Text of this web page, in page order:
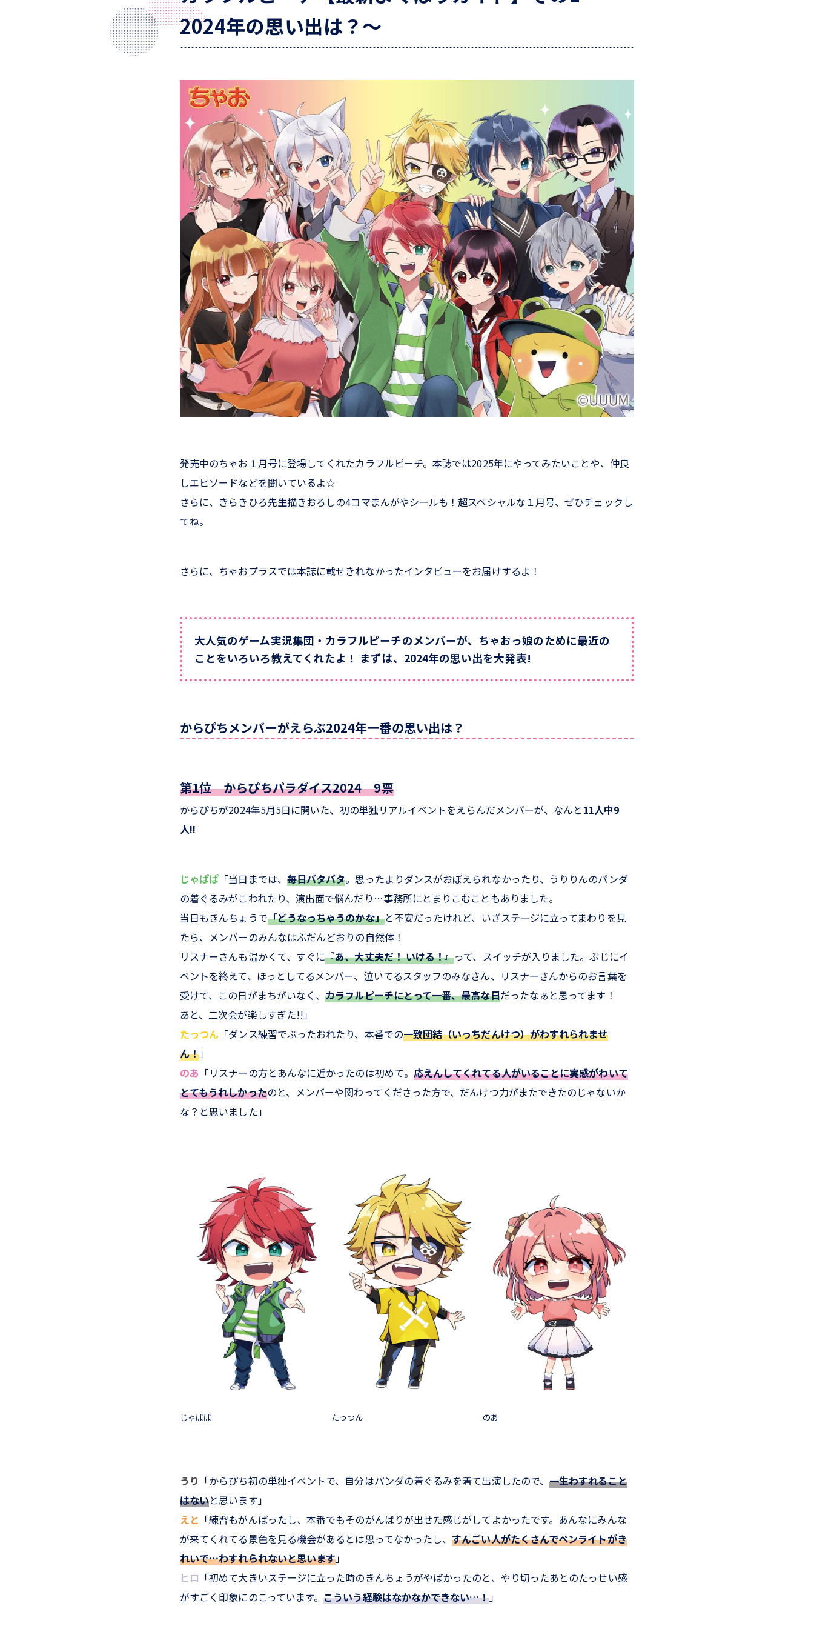
2024年の思い出は？～
発売中のちゃお１月号に登場してくれたカラフルピーチ。本誌では2025年にやってみたいことや、仲良
しエピソードなどを聞いているよ☆
さらに、きらきひろ先生描きおろしの4コマまんがやシールも！超スペシャルな１月号、ぜひチェックし
てね。
さらに、ちゃおプラスでは本誌に載せきれなかったインタビューをお届けするよ！
大人気のゲーム実況集団・カラフルピーチのメンバーが、ちゃおっ娘のために最近の
ことをいろいろ教えてくれたよ！ まずは、2024年の思い出を大発表!
からぴちメンバーがえらぶ2024年一番の思い出は？
第1位 からぴちパラダイス2024 9票
からぴちが2024年5月5日に開いた、初の単独リアルイベントをえらんだメンバーが、なんと 11人中9
人!!
じゃぱぱ 「当日までは、 毎日バタバタ。思ったよりダンスがおぼえられなかったり、うりりんのパンダ
の着ぐるみがこわれたり、演出面で悩んだり…事務所にとまりこむこともありました。
当日もきんちょうで「どうなっちゃうのかな」と不安だったけれど、いざステージに立ってまわりを見
たら、メンバーのみんなはふだんどおりの自然体！
リスナーさんも温かくて、すぐに『あ、大丈夫だ！ いける！』って、スイッチが入りました。ぶじにイ
ベントを終えて、ほっとしてるメンバー、泣いてるスタッフのみなさん、リスナーさんからのお言葉を
受けて、この日がまちがいなく、カラフルピーチにとって一番、最高な日だったなぁと思ってます！
あと、二次会が楽しすぎた!!」
たっつん 「ダンス練習でぶったおれたり、本番での一致団結（いっちだんけつ）がわすれられませ
ん！」
のあ 「リスナーの方とあんなに近かったのは初めて。 応えんしてくれてる人がいることに実感がわいて
とてもうれしかったのと、メンバーや関わってくださった方で、だんけつ力がまたできたのじゃないか
な？と思いました」
じゃぱぱ たっつん のあ
うり 「からぴち初の単独イベントで、自分はパンダの着ぐるみを着て出演したので、一生わすれること
はないと思います」
えと 「練習もがんばったし、本番でもそのがんばりが出せた感じがしてよかったです。あんなにみんな
が来てくれてる景色を見る機会があるとは思ってなかったし、すんごい人がたくさんでペンライトがき
れいで…わすれられないと思います」
ヒロ 「初めて大きいステージに立った時のきんちょうがやばかったのと、やり切ったあとのたっせい感
がすごく印象にのこっています。こういう経験はなかなかできない…！」